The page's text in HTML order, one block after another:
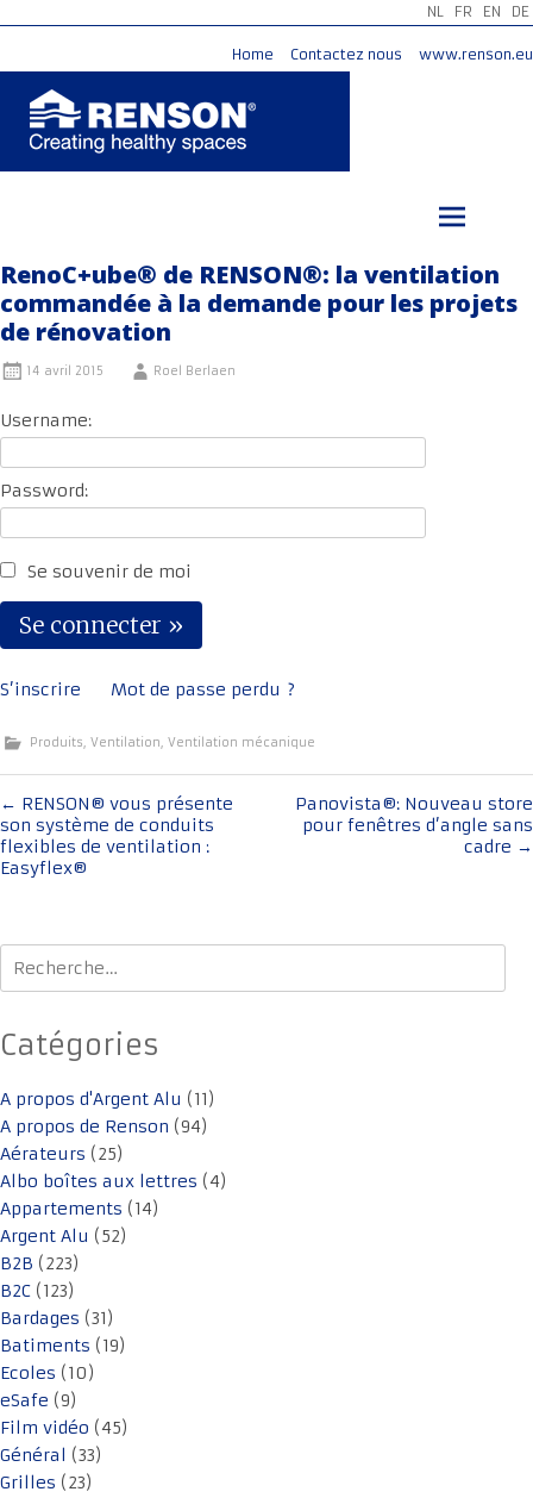
NL FR EN DE
Home Contactez nous www.renson.eu
RenoC+ube® de RENSON®: la ventilation
commandée à la demande pour les projets
de rénovation
14 avril 2015 Roel Berlaen
Username:
Password:
Se souvenir de moi
S’inscrire Mot de passe perdu ?
Produits, Ventilation, Ventilation mécanique
Navigation
de
l'article
← RENSON® vous présente
son système de conduits
flexibles de ventilation :
Easyflex®
Panovista®: Nouveau store
pour fenêtres d’angle sans
cadre →
Rechercher :
Catégories
A propos d'Argent Alu (11)
A propos de Renson (94)
Aérateurs (25)
Albo boîtes aux lettres (4)
Appartements (14)
Argent Alu (52)
B2B (223)
B2C (123)
Bardages (31)
Batiments (19)
Ecoles (10)
eSafe (9)
Film vidéo (45)
Général (33)
Grilles (23)